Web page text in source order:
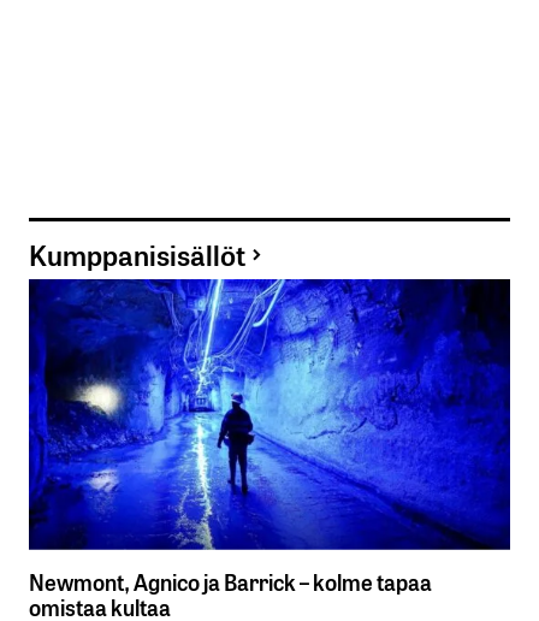
Kumppanisisällöt
Newmont, Agnico ja Barrick – kolme tapaa
omistaa kultaa